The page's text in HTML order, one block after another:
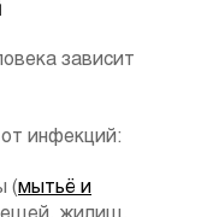
зависит
инфекций:
(мытьё и